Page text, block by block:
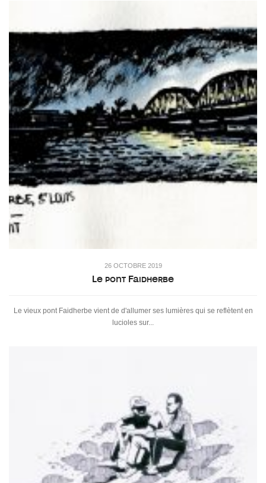
26 OCTOBRE 2019
Le pont Faidherbe
Le vieux pont Faidherbe vient de d'allumer ses lumières qui se reflètent en
lucioles sur...